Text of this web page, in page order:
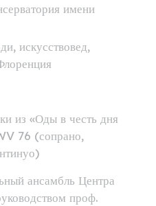
имени
искусствовед,
из «Оды в честь дня
76 (сопрано,
ансамбль Центра
проф.